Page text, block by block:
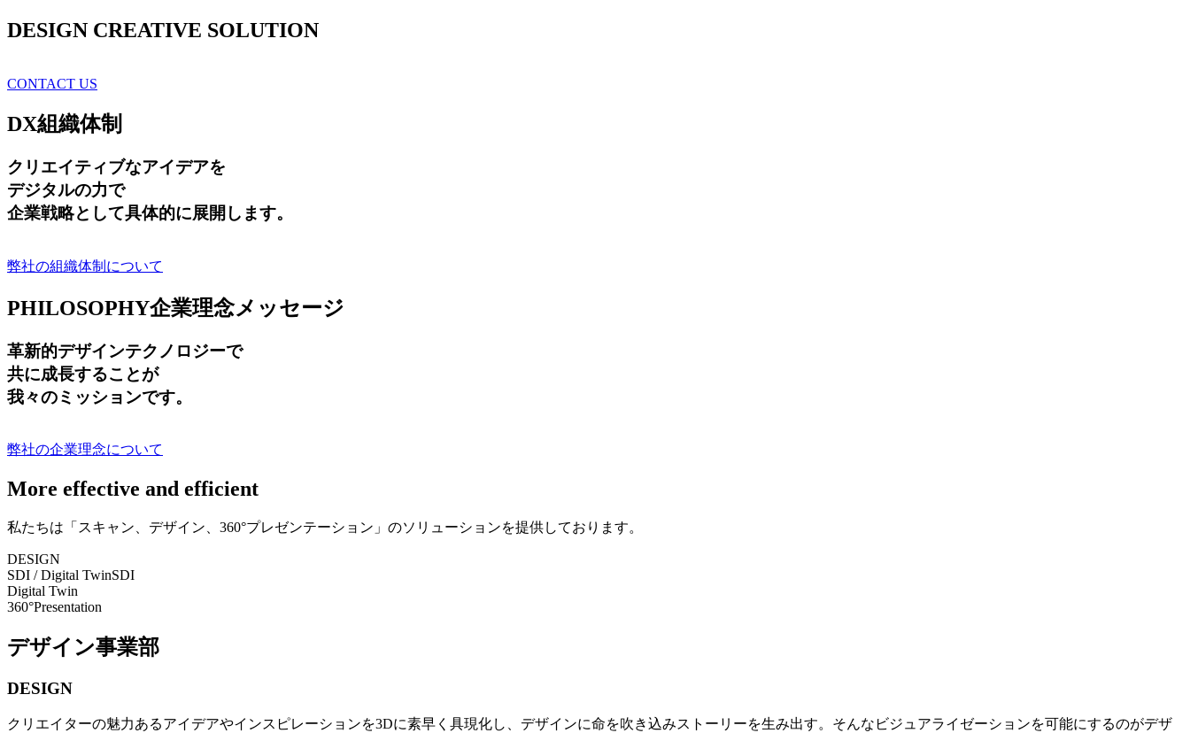
DESIGN CREATIVE SOLUTION
CONTACT US
DX組織体制
クリエイティブなアイデアを
デジタルの力で
企業戦略として具体的に展開します。
弊社の組織体制について
PHILOSOPHY企業理念メッセージ
革新的デザインテクノロジーで
共に成長することが
我々のミッションです。
弊社の企業理念について
More effective and efficient
私たちは「スキャン、デザイン、360°プレゼンテーション」のソリューションを提供しております。
DESIGN
SDI / Digital TwinSDI
Digital Twin
360°Presentation
デザイン事業部
DESIGN
クリエイターの魅力あるアイデアやインスピレーションを3Dに素早く具現化し、デザインに命を吹き込みストーリーを生み出す。そんなビジュアライゼーションを可能にするのがデザ